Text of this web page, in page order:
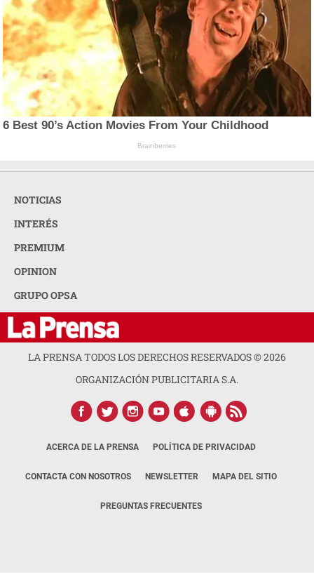
6 Best 90’s Action Movies From Your Childhood
Brainberries
NOTICIAS
INTERÉS
PREMIUM
OPINION
GRUPO OPSA
LA PRENSA TODOS LOS DERECHOS RESERVADOS ©2026
ORGANIZACIÓN PUBLICITARIA S.A.
ACERCA DE LA PRENSA POLÍTICA DE PRIVACIDAD
CONTACTA CON NOSOTROS NEWSLETTER MAPA DEL SITIO
PREGUNTAS FRECUENTES